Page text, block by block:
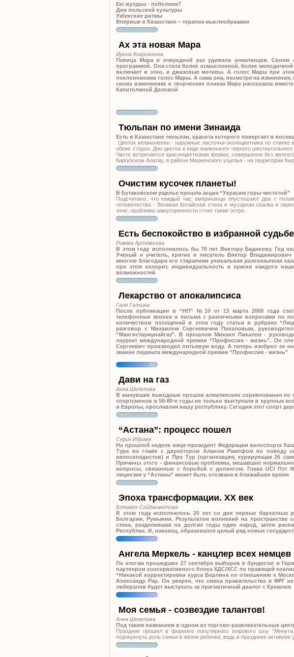
Екi жулдыз - поболеем?
Дни польской культуры
Узбекские ритмы
Впервые в Казахстане – терапия мыслеобразами
Ах эта новая Мара
Ирина Коврижкина
Певица Мара в очередной раз удивила алматинцев.
программой. Она стала более осмысленной, более
включает и этно, и джазовые мотивы. А голос Мары при
поклонниками голос Мары. А сама она, несмотря на изменения,
своих изменениях и творческих планах Мара рассказала
Капитолиной Деловой
Тюльпан по имени Зинаида
Есть в Казахстане тюльпан, красота которого повергает в
Цветок великолепен - наружные листочки околоцветника по
обеих сторон. Дно цветка в виде маленького черного
Часто встречается красноцветковая форма, совершенно без
Киргизском Алатау, в районе Меркенского ущелья - на территории
Очистим кусочек планеты!
В Бутаковском ущелье прошла акция “Украсим горы чистотой”
Подсчитано, что каждый час американцы опустошают два с
человечества - Великая Китайская стена и мусорная свалка в
зоне, проблема замусоренности стоит также остро.
Есть беспокойство в избранной судьбе
Римма Артемьева
В этом году исполнилось бы 70 лет Виктору Бадикову. Год
Ученый и учитель, критик и писатель Виктор Владимирович
многом благодаря его стараниям уникальная разноязычная
при этом колорит, индивидуальность и краски каждого
возможностей
Лекарство от апокалипсиса
Галя Галкина
После публикации в “НП” №10 от 13 марта 2009 года
телефонные звонки и письма с различными вопросами по
количеством посещений в этом году статьи в рубрике
разговор с Михаилом Сергеевичем Пикаловым,
“Мангистаумунайгаз”. В прошлом Михаил Пикалов -
лауреат международной премии “Профессия - жизнь”. Он
Сергеевич производил питьевую воду. А теперь изобрел ее
звание лауреата международной премии “Профессия - жизнь”
Дави на газ
Анна Шелепова
В минувшие выходные прошли алматинские соревнования по
спортсменов в 50-80-е годы не только выступали в крупных
и Европы, прославляя нашу республику. Сегодня этот спорт
“Астана”: процесс пошел
Серик Ибраев
На прошлой неделе вице-президент Федерации велоспорта
Тура во главе с директором Аланом Рампфом по поводу
велосипедистов) и Про Тур (организация, курирующая 26
Причины этого - финансовые проблемы, мешавшие
вопросы, связанные с борьбой с допингом. Глава UCI Пэт
лицензия у “Астаны” может быть отозвана в ближайшее время
Эпоха трансформации. ХХ век
Ботагоз Сейдахметова
В этом году исполнилось 20 лет со дня первых бархатных
Болгарии, Румынии. Результатом волнений на пространстве
стена, разделившая на долгие годы один народ, затем
Республик. И, наконец, образовался целый ряд новых
Ангела Меркель - канцлер всех немцев
По итогам прошедших 27 сентября выборов в бундестаг в
партнером консервативного блока ХДС/ХСС по правящей
“Никакой корректировки курса Берлина по отношению к
Александр Рар. Он уверен, что смена правительства в ФРГ
либералов будет выступать за прагматичный диалог с Кремлем
Моя семья - созвездие талантов!
Анна Шелепова
Под таким названием в одном из торгово-развлекательных
Праздник прошел в формате популярного мирового шоу
подчеркнуть роль семьи в жизни ребенка, ведь в празднике активное